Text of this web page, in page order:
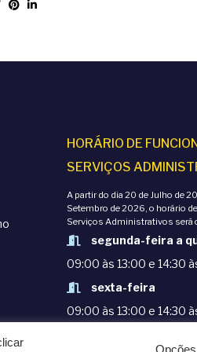
HORÁRIO DE
SERVIÇOS
A partir do dia 20 de Julho de
Setembro de 2026, o horário
Serviços Administrativos será
segunda-feira a
09:00 às 13:00 e 14:30
sexta-feira
09:00 às 13:00 e 14:30